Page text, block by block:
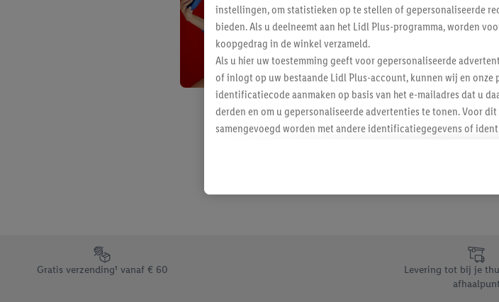
Footerelement met de verschillende USPs van Lidl.be
Gratis verzending¹ vanaf € 60
Levering tot bij je
afhaalpunt
instellingen, om statistieken op te stellen of gepersonaliseerde
bieden. Als u deelneemt aan het Lidl Plus-programma, worden
koopgedrag in de winkel verzameld.
Als u hier uw toestemming geeft voor gepersonaliseerde
of inlogt op uw bestaande Lidl Plus-account, kunnen wij en onze
identificatiecode aanmaken op basis van het e-mailadres dat u
derden en om u gepersonaliseerde advertenties te tonen. Voor
samengevoegd worden met andere identificatiegegevens of
Als u hiermee akkoord gaat, kunnen advertenties in het kader
u interesse hebt getoond (bijvoorbeeld door het product in de
niet te kopen), ook op verschillende apparaten en verschillende
Onder “Aanpassen” kunt u individuele doeleinden toestaan en
Door op “weigeren” te klikken, kunt u alleen het gebruik van de
“aanvaarden” te klikken, stemt u in met alle verwerkingen voor